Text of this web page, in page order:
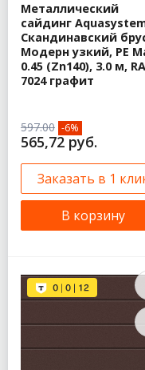
Металлический
сайдинг
Скандинавский
Модерн узкий, PE
0.45 (Zn140), 3.0 м,
7024 графит
597.00 -6%
565,72 руб.
Заказать в 1
В корзину